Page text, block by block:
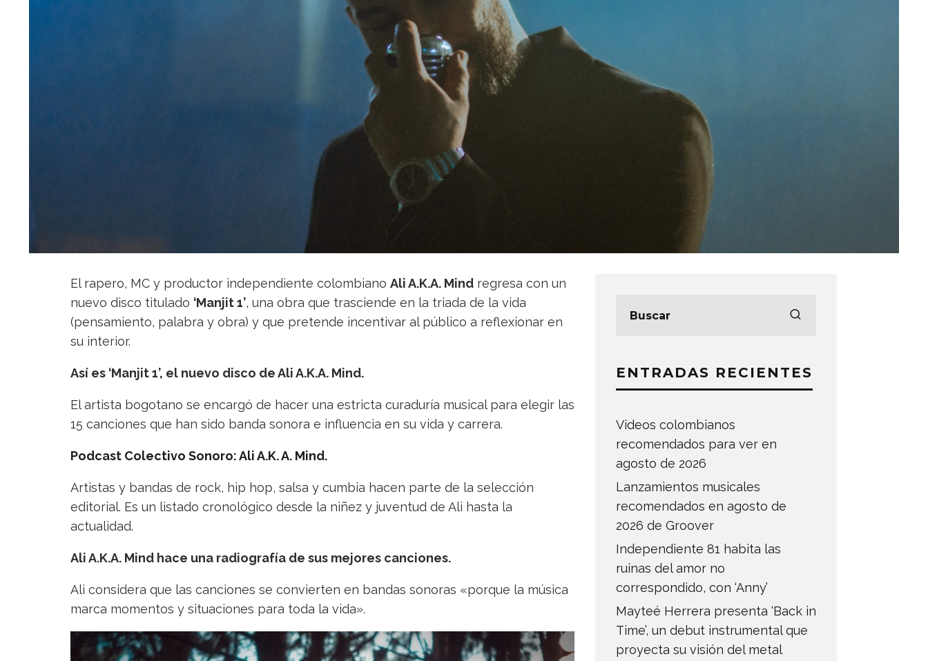
El rapero, MC y productor independiente colombiano Ali A.K.A. Mind regresa con un
nuevo disco titulado ‘Manjit 1’, una obra que trasciende en la triada de la vida
(pensamiento, palabra y obra) y que pretende incentivar al público a reflexionar en
su interior.
Así es ‘Manjit 1’, el nuevo disco de Ali A.K.A. Mind.
El artista bogotano se encargó de hacer una estricta curaduría musical para elegir las
15 canciones que han sido banda sonora e influencia en su vida y carrera.
Podcast Colectivo Sonoro: Ali A.K. A. Mind.
Artistas y bandas de rock, hip hop, salsa y cumbia hacen parte de la selección
editorial. Es un listado cronológico desde la niñez y juventud de Ali hasta la
actualidad.
Ali A.K.A. Mind hace una radiografía de sus mejores canciones.
Ali considera que las canciones se convierten en bandas sonoras «porque la música
marca momentos y situaciones para toda la vida».
ENTRADAS RECIENTES
Videos colombianos
recomendados para ver en
agosto de 2026
Lanzamientos musicales
recomendados en agosto de
2026 de Groover
Independiente 81 habita las
ruinas del amor no
correspondido, con ‘Anny’
Mayteé Herrera presenta ‘Back in
Time’, un debut instrumental que
proyecta su visión del metal